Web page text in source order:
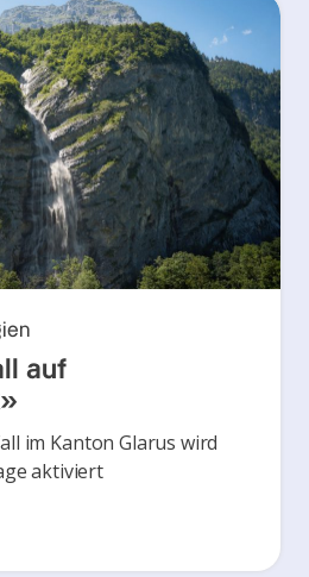
auf
im Kanton Glarus wird
aktiviert